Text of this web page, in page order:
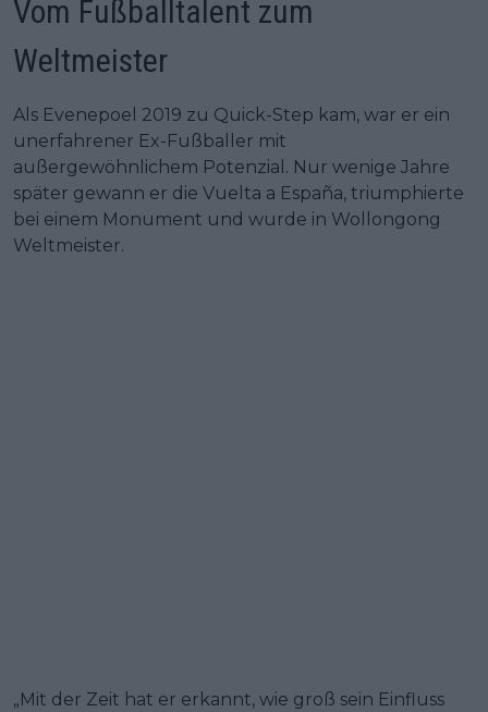
Vom Fußballtalent zum
Weltmeister
Als Evenepoel 2019 zu Quick-Step kam, war er ein
unerfahrener Ex-Fußballer mit
außergewöhnlichem Potenzial. Nur wenige Jahre
später gewann er die Vuelta a España, triumphierte
bei einem Monument und wurde in Wollongong
Weltmeister.
„Mit der Zeit hat er erkannt, wie groß sein Einfluss